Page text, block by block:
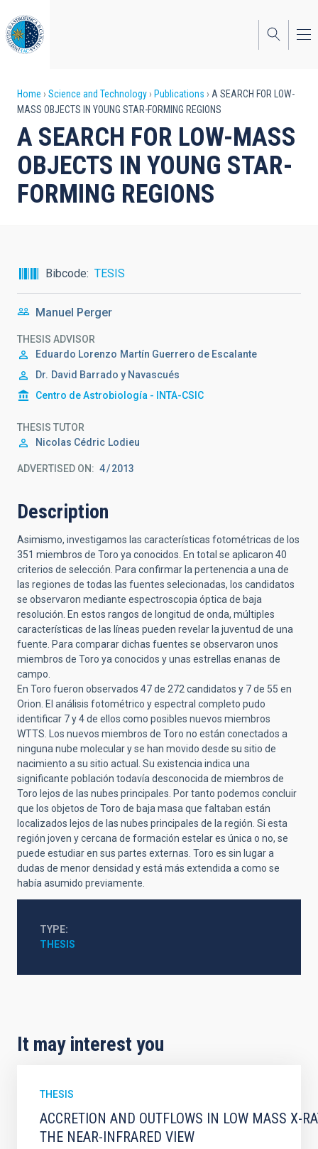
to
main
content
Breadcrumb
Home Science and Technology Publications
A SEARCH FOR LOW-
MASS OBJECTS IN YOUNG STAR-FORMING REGIONS
A SEARCH FOR LOW-MASS
OBJECTS IN YOUNG STAR-
FORMING REGIONS
Bibcode TESIS
Manuel Perger
THESIS ADVISOR
Eduardo Lorenzo Martín Guerrero de Escalante
Dr. David Barrado y Navascués
Centro de Astrobiología - INTA-CSIC
THESIS TUTOR
Nicolas Cédric Lodieu
ADVERTISED ON: 4 2013
Description
Asimismo, investigamos las características fotométricas de los
351 miembros de Toro ya conocidos. En total se aplicaron 40
criterios de selección. Para confirmar la pertenencia a una de
las regiones de todas las fuentes selecionadas, los candidatos
se observaron mediante espectroscopia óptica de baja
resolución. En estos rangos de longitud de onda, múltiples
características de las líneas pueden revelar la juventud de una
fuente. Para comparar dichas fuentes se observaron unos
miembros de Toro ya conocidos y unas estrellas enanas de
campo.
En Toro fueron observados 47 de 272 candidatos y 7 de 55 en
Orion. El análisis fotométrico y espectral completo pudo
identificar 7 y 4 de ellos como posibles nuevos miembros
WTTS. Los nuevos miembros de Toro no están conectados a
ninguna nube molecular y se han movido desde su sitio de
nacimiento a su sitio actual. Su existencia indica una
significante población todavía desconocida de miembros de
Toro lejos de las nubes principales. Por tanto podemos concluir
que los objetos de Toro de baja masa que faltaban están
localizados lejos de las nubes principales de la región. Si esta
región joven y cercana de formación estelar es única o no, se
puede estudiar en sus partes externas. Toro es sin lugar a
dudas de menor densidad y está más extendida a como se
había asumido previamente.
TYPE
THESIS
It may interest you
THESIS
ACCRETION AND OUTFLOWS IN LOW MASS X-
THE NEAR-INFRARED VIEW